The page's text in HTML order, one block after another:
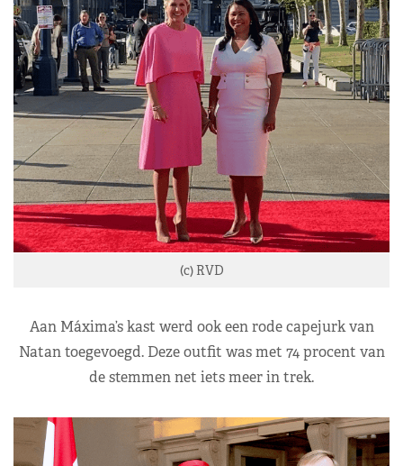
(c) RVD
Aan Máxima’s kast werd ook een rode capejurk van
Natan toegevoegd. Deze outfit was met 74 procent van
de stemmen net iets meer in trek.